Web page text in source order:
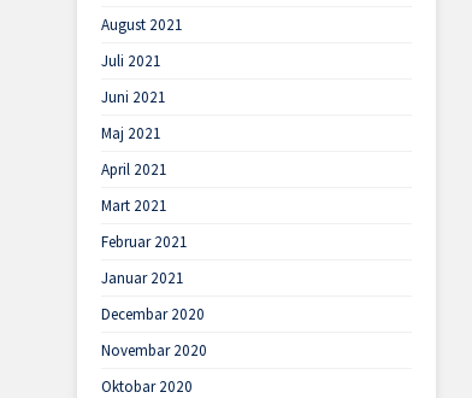
August 2021
Juli 2021
Juni 2021
Maj 2021
April 2021
Mart 2021
Februar 2021
Januar 2021
Decembar 2020
Novembar 2020
Oktobar 2020